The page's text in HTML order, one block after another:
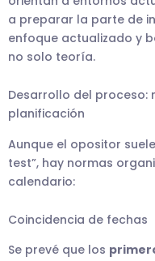
a preparar la parte de
enfoque actualizado y
no solo teoría.
Desarrollo del proceso:
planificación
Aunque el opositor
test”, hay normas
calendario:
Coincidencia de fechas
Se prevé que los